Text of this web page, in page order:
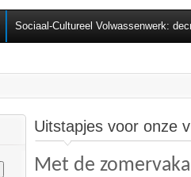
Sociaal-Cultureel Volwassenwerk:
Uitstapjes voor onze
Met de